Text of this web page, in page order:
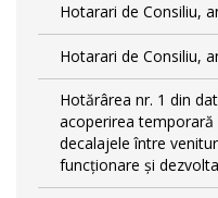
Hotarari de Consiliu,
Hotarari de Consiliu,
Hotărârea nr. 1 din
acoperirea
decalajele între
funcționare și